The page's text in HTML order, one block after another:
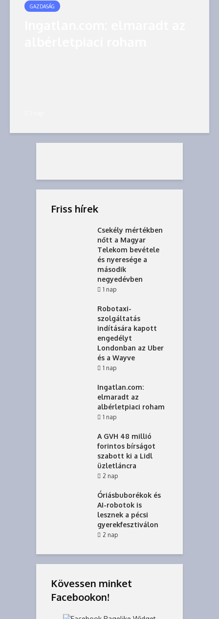
GAZDASÁG
Friss hírek
Csekély mértékben
nőtt a Magyar
Telekom bevétele
és nyeresége a
második
negyedévben
1 nap
Robotaxi-
szolgáltatás
indítására kapott
engedélyt
Londonban az Uber
és a Wayve
1 nap
Ingatlan.com:
elmaradt az
albérletpiaci roham
1 nap
A GVH 48 millió
forintos bírságot
szabott ki a Lidl
üzletláncra
2 nap
Óriásbuborékok és
AI-robotok is
lesznek a pécsi
gyerekfesztiválon
2 nap
Kövessen minket
Facebookon!